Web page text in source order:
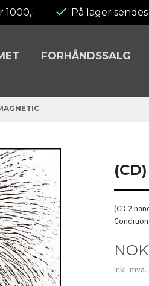
1000,- På lager
FORHÅNDSSALG
(CD
Pris
NOK
inkl. mva.